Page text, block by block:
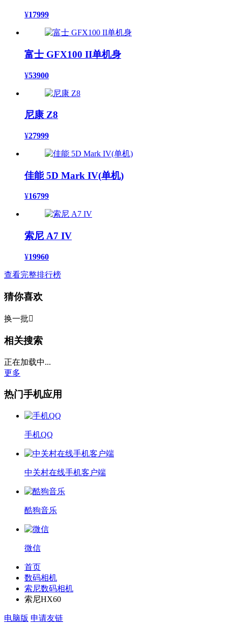
¥17999
富士 GFX100 II单机身
¥53900
尼康 Z8
¥27999
佳能 5D Mark IV(单机)
¥16799
索尼 A7 IV
¥19960
查看完整排行榜
猜你喜欢
换一批
相关搜索
正在加载中...
更多
热门手机应用
手机QQ
中关村在线手机客户端
酷狗音乐
微信
首页
数码相机
索尼数码相机
索尼HX60
电脑版 申请友链